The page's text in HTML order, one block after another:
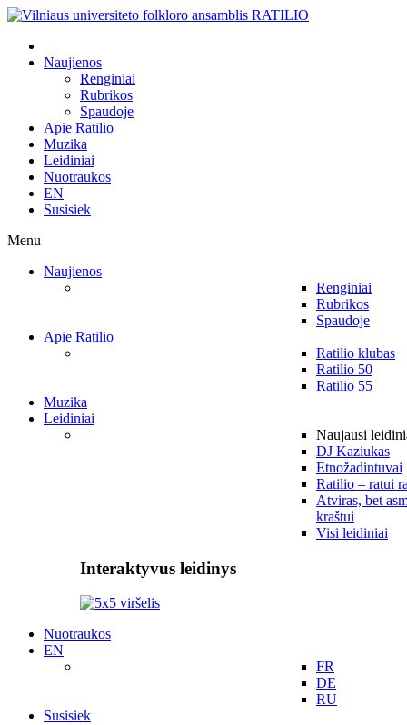
Naujienos
Renginiai
Rubrikos
Spaudoje
Apie Ratilio
Muzika
Leidiniai
Nuotraukos
EN
Susisiek
Menu
Naujienos
Renginiai
Rubrikos
Spaudoje
Apie Ratilio
Ratilio klubas
Ratilio 50
Ratilio 55
Muzika
Leidiniai
Naujausi
DJ Kaziukas
Etnožadintuvai
Ratilio – ratui
Atviras, bet
kraštui
Visi leidiniai
Interaktyvus leidinys
Nuotraukos
EN
FR
DE
RU
Susisiek